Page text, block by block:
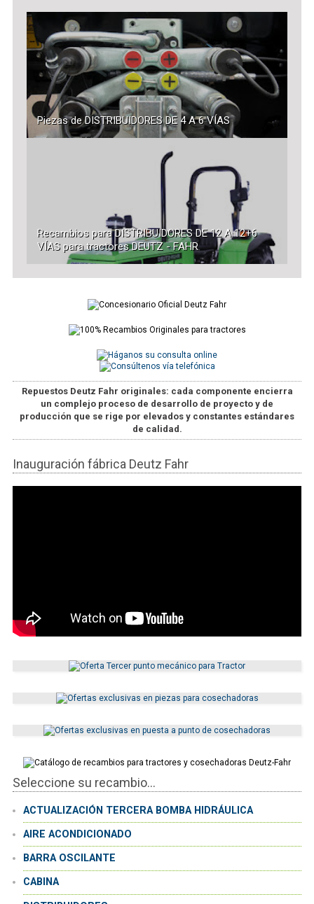
Piezas de DISTRIBUIDORES DE 4 A 6 VÍAS
Recambios para DISTRIBUIDORES DE 12 A 12+6
VÍAS para tractores DEUTZ - FAHR
Repuestos Deutz Fahr originales: cada componente encierra
un complejo proceso de desarrollo de proyecto y de
producción que se rige por elevados y constantes estándares
de calidad.
Inauguración fábrica Deutz Fahr
Seleccione su recambio...
ACTUALIZACIÓN TERCERA BOMBA HIDRÁULICA
AIRE ACONDICIONADO
BARRA OSCILANTE
CABINA